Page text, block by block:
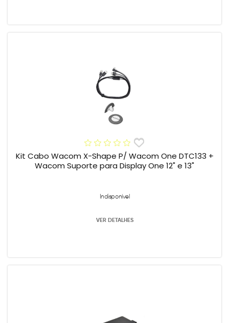
Kit Cabo Wacom X-Shape P/ Wacom One DTC133 +
Wacom Suporte para Display One 12" e 13"
Indisponível
VER DETALHES